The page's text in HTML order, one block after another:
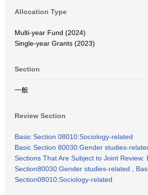
Allocation Type
Multi-year Fund (2024)
Single-year Grants (2023)
Section
一般
Review Section
Basic Section 08010:Sociology-related
Basic Section 80030:Gender studies-
Sections That Are Subject to Joint Review:
Section80030:Gender studies-related ,
Section08010:Sociology-related